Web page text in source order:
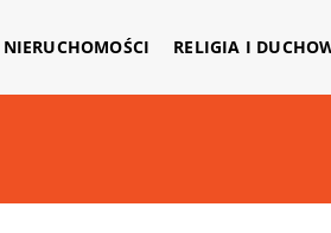
NIERUCHOMOŚCI RELIGIA I